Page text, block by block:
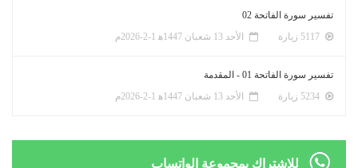
تفسير سورة الفاتحة 02
الأحد 13 شعبان 1447ﻫ 1-2-2026م
تفسير سورة الفاتحة 01 - المقدمة
الأحد 13 شعبان 1447ﻫ 1-2-2026م
للإشتراك بمجموعة الواتساب